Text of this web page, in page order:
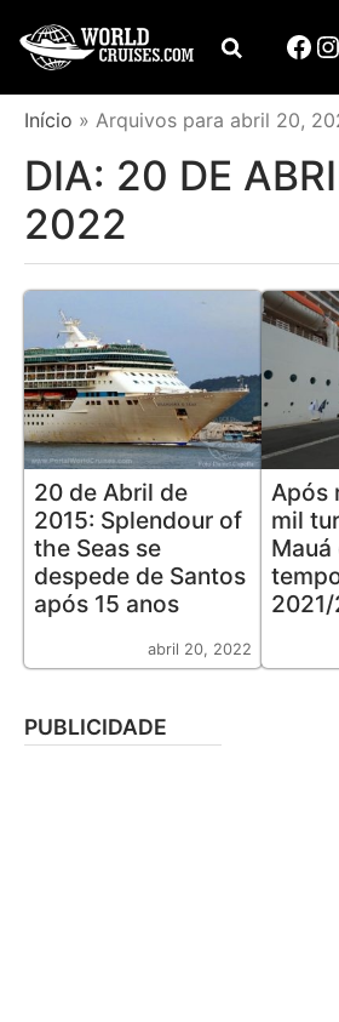
Início » Arquivos para abril 20,
DIA: 20 DE
2022
20 de Abril de
2015: Splendour of
the Seas se
despede de Santos
após 15 anos
abril 20, 2022
Após
mil
Mauá
PUBLICIDADE